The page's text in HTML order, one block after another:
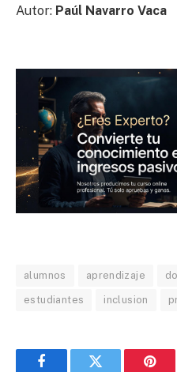
Autor: Paúl Navarro Vaca
alumnos aprendizaje
estudiantes inclusion